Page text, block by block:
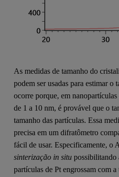
As medidas de tamanho do
podem ser usadas para estimar o
ocorre porque, em
de 1 a 10 nm, é provável que o
tamanho das partículas. Essa
precisa em um difratômetro
fácil de usar. Especificamente, o
sinterização in situ possibilitando
partículas de Pt engrossam com